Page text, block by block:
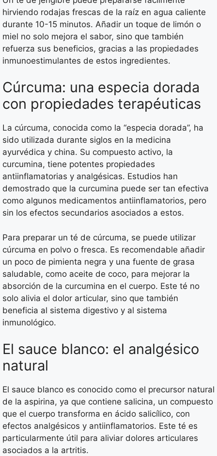
hirviendo rodajas frescas de la raíz en agua caliente
durante 10-15 minutos. Añadir un toque de limón o
miel no solo mejora el sabor, sino que también
refuerza sus beneficios, gracias a las propiedades
inmunoestimulantes de estos ingredientes.
Cúrcuma: una especia dorada
con propiedades terapéuticas
La cúrcuma, conocida como la “especia dorada”, ha
sido utilizada durante siglos en la medicina
ayurvédica y china. Su compuesto activo, la
curcumina, tiene potentes propiedades
antiinflamatorias y analgésicas. Estudios han
demostrado que la curcumina puede ser tan efectiva
como algunos medicamentos antiinflamatorios, pero
sin los efectos secundarios asociados a estos.
Para preparar un té de cúrcuma, se puede utilizar
cúrcuma en polvo o fresca. Es recomendable añadir
un poco de pimienta negra y una fuente de grasa
saludable, como aceite de coco, para mejorar la
absorción de la curcumina en el cuerpo. Este té no
solo alivia el dolor articular, sino que también
beneficia al sistema digestivo y al sistema
inmunológico.
El sauce blanco: el analgésico
natural
El sauce blanco es conocido como el precursor natural
de la aspirina, ya que contiene salicina, un compuesto
que el cuerpo transforma en ácido salicílico, con
efectos analgésicos y antiinflamatorios. Este té es
particularmente útil para aliviar dolores articulares
asociados a la artritis.